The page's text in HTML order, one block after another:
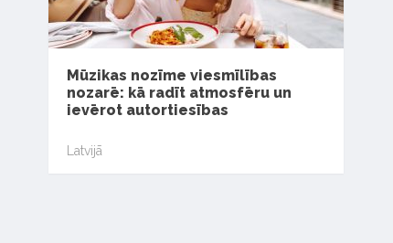
Mūzikas nozīme viesmīlības
nozarē: kā radīt atmosfēru un
ievērot autortiesības
Latvijā